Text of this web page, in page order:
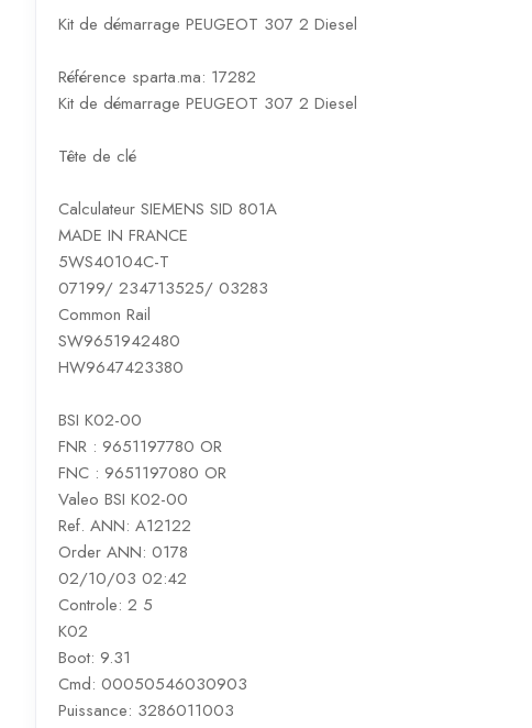
Kit de démarrage PEUGEOT 307 2 Diesel
Référence sparta.ma: 17282
Kit de démarrage PEUGEOT 307 2 Diesel
Tête de clé
Calculateur SIEMENS SID 801A
MADE IN FRANCE
5WS40104C-T
07199/ 234713525/ 03283
Common Rail
SW9651942480
HW9647423380
BSI K02-00
FNR : 9651197780 OR
FNC : 9651197080 OR
Valeo BSI K02-00
Ref. ANN: A12122
Order ANN: 0178
02/10/03 02:42
Controle: 2 5
K02
Boot: 9.31
Cmd: 00050546030903
Puissance: 3286011003